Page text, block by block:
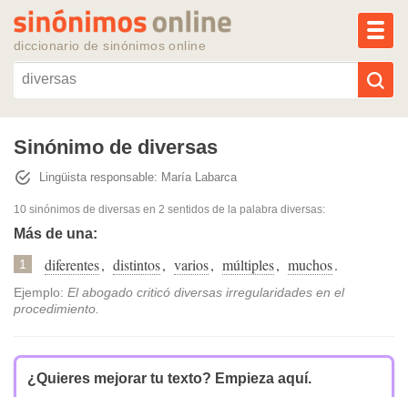
diccionario de sinónimos online
Reescribir texto con IA
Sinónimos populares
Temas recientes
Sinónimo de diversas
Lingüista responsable: María Labarca
10 sinónimos de diversas en 2 sentidos de la palabra diversas:
Más de una:
1 diferentes, distintos, varios, múltiples, muchos.
Ejemplo: El abogado criticó diversas irregularidades en el
procedimiento.
¿Quieres mejorar tu texto? Empieza aquí.